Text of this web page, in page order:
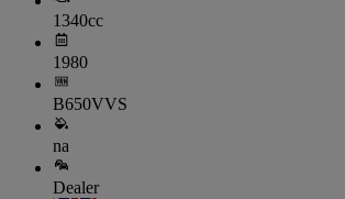
1340cc
1980
B650VVS
na
Dealer